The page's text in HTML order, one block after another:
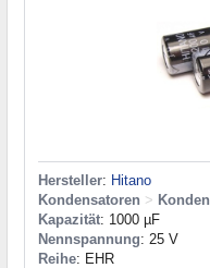
Hersteller: Hitano
Kondensatoren >
Kapazität: 1000 µF
Nennspannung: 25 V
Reihe: EHR